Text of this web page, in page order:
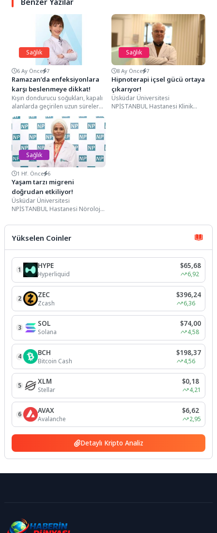
Sağlık
6 Ay Önce 7
Ramazan’da enfeksiyonlara
karşı beslenmeye dikkat!
Kışın dondurucu soğukları, kapalı
alanlarda geçirilen uzun süreler
ve kalabalık ortamlarda
enfeksiyonların yüksek bulaş
riskine...
Sağlık
8 Ay Önce 7
Hipnoterapi içsel gücü ortaya
çıkarıyor!
Üsküdar Üniversitesi
NPİSTANBUL Hastanesi Klinik
Sağlık
1 Hf. Önce 6
Yaşam tarzı migreni
doğrudan etkiliyor!
Üsküdar Üniversitesi
NPİSTANBUL Hastanesi Nöroloji
yaşam kalitesini ciddi şekilde
etkileyen...
Yükselen Coinler
1 HYPE
Hyperliquid
$65,68
6,92
2 ZEC
Zcash
$396,24
6,36
3 SOL
Solana
$74,00
4,58
4 BCH
Bitcoin Cash
$198,37
4,56
5 XLM
Stellar
$0,18
4,21
6 AVAX
Avalanche
$6,62
2,95
Detaylı Kripto Analiz